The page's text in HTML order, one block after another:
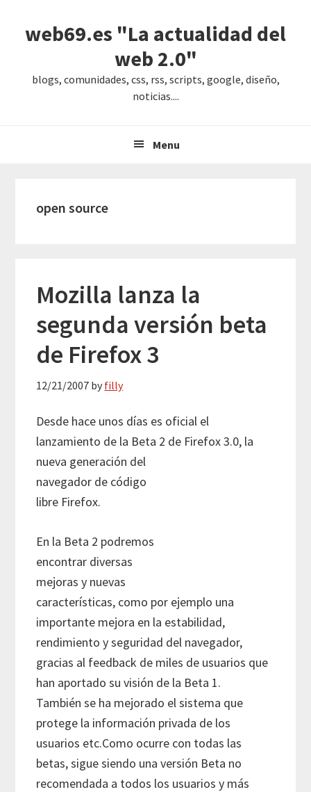
web69.es "La actualidad del
web 2.0"
blogs, comunidades, css, rss, scripts, google, diseño,
noticias....
Menu
open source
Mozilla lanza la
segunda versión beta
de Firefox 3
12/21/2007 by filly
Desde hace unos días es oficial el
lanzamiento de la Beta 2 de Firefox 3.0, la
nueva generación del
navegador de código
libre Firefox.
En la Beta 2 podremos
encontrar diversas
mejoras y nuevas
características, como por ejemplo una
importante mejora en la estabilidad,
rendimiento y seguridad del navegador,
gracias al feedback de miles de usuarios que
han aportado su visión de la Beta 1.
También se ha mejorado el sistema que
protege la información privada de los
usuarios etc.Como ocurre con todas las
betas, sigue siendo una versión Beta no
recomendada a todos los usuarios y más